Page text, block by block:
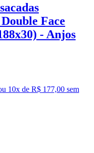
Face
- Anjos
10x de R$ 177,00 sem